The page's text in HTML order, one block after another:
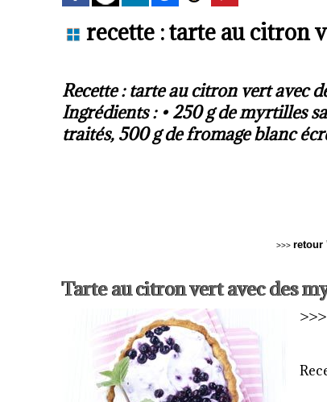
recette : tarte au citron
Recette : tarte au citron vert avec
Ingrédients : • 250 g de myrtilles
traités, 500 g de fromage blanc
>>> retour
Tarte au citron vert avec des
>>>